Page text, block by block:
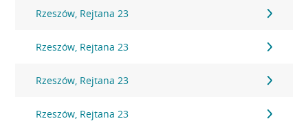
Rzeszów, Rejtana 23
Rzeszów, Rejtana 23
Rzeszów, Rejtana 23
Rzeszów, Rejtana 23